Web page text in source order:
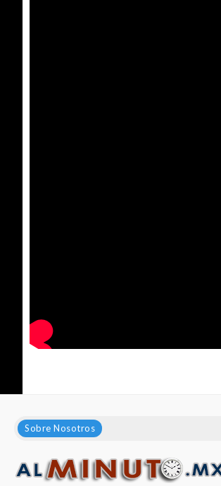
Sobre Nosotros